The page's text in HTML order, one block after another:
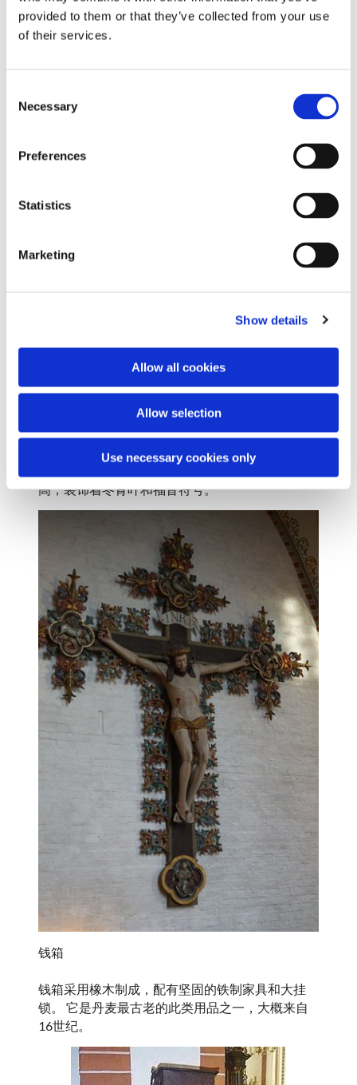
provided to them or that they’ve collected from your use
of their services.
Necessary
Preferences
Statistics
Marketing
Show details
Allow all cookies
Allow selection
Use necessary cookies only
位于圣坛中央，是中世纪晚期的作品，可能与现在
高，装饰着冬青叶和福音符号。
钱箱
钱箱采用橡木制成，配有坚固的铁制家具和大挂
锁。 它是丹麦最古老的此类用品之一，大概来自
16世纪。